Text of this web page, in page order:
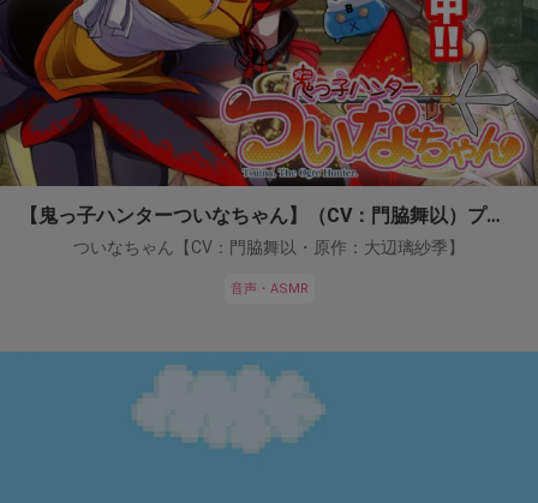
【鬼っ子ハンターついなちゃん】（CV：門脇舞以）プロジェクト！
ついなちゃん【CV：門脇舞以・原作：大辺璃紗季】
音声・ASMR